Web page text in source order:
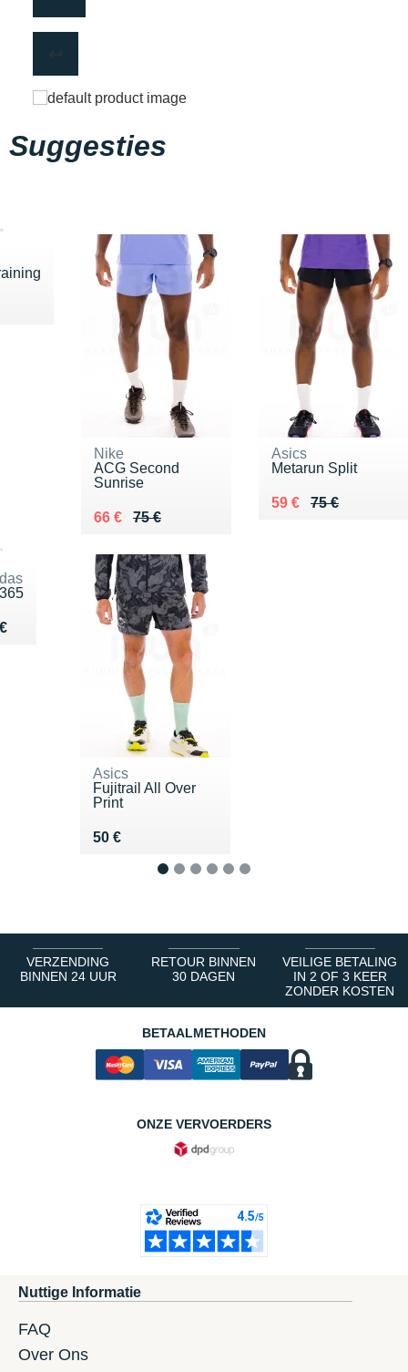
Suggesties
Nike
ACG Second
Sunrise
75 €
Au lieu de 75 €
66 €
Vendu 66 €
Asics
Metarun Split
75 €
Au lieu de 75 €
59 €
Vendu 59 €
55 €
Asics
Fujitrail All Over
Print
50 €
Vendu 50 €
VERZENDING
BINNEN 24 UUR
RETOUR BINNEN
30 DAGEN
VEILIGE BETALING
IN 2 OF 3 KEER
ZONDER KOSTEN
BETAALMETHODEN
ONZE VERVOERDERS
Nuttige Informatie
FAQ
Over Ons